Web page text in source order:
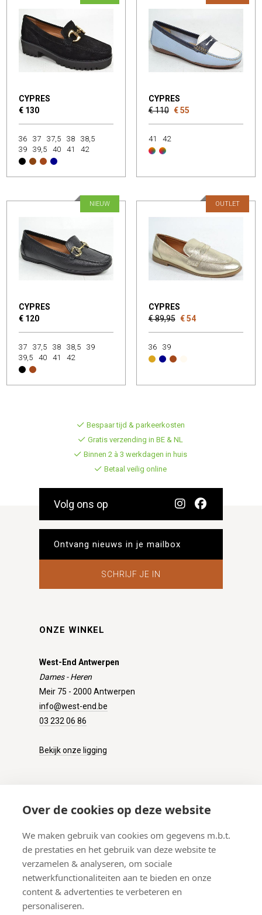
Over de cookies op deze website
We maken gebruik van cookies om gegevens m.b.t.
de prestaties en het gebruik van deze website te
verzamelen & analyseren, om sociale
netwerkfunctionaliteiten aan te bieden en onze
content & advertenties te verbeteren en
personaliseren.
CYPRES
€ 130
36 37 37,5 38
38,5
39
39,5 40 41 42
CYPRES
€ 110 € 55
41 42
CYPRES
€ 120
NIEUW
37 37,5 38 38,5
39
39,5
40 41 42
CYPRES
€ 89,95 € 54
OUTLET
36 39
Bespaar tijd & parkeerkosten
Gratis verzending in BE & NL
Binnen 2 à 3 werkdagen in huis
Betaal veilig online
Volg ons op
SCHRIJF JE IN
ONZE WINKEL
West-End Antwerpen
Dames - Heren
Meir 75 - 2000 Antwerpen
info@west-end.be
03 232 06 86
Bekijk onze ligging
Verzenden
Retourneren
Betalen
Veelgestelde vragen